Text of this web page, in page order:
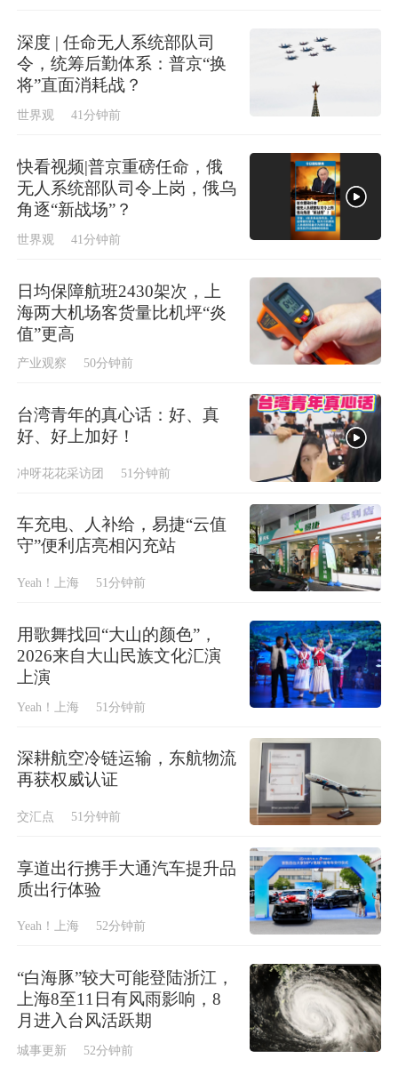
深度 | 任命无人系统部队司
令，统筹后勤体系：普京“换
将”直面消耗战？
世界观 41分钟前
快看视频|普京重磅任命，俄
无人系统部队司令上岗，俄乌
角逐“新战场”？
世界观 41分钟前
日均保障航班2430架次，上
海两大机场客货量比机坪“炎
值”更高
产业观察 50分钟前
台湾青年的真心话：好、真
好、好上加好！
冲呀花花采访团 51分钟前
车充电、人补给，易捷“云值
守”便利店亮相闪充站
Yeah！上海 51分钟前
用歌舞找回“大山的颜色”，
2026来自大山民族文化汇演
上演
Yeah！上海 51分钟前
深耕航空冷链运输，东航物流
再获权威认证
交汇点 51分钟前
享道出行携手大通汽车提升品
质出行体验
Yeah！上海 52分钟前
“白海豚”较大可能登陆浙江，
上海8至11日有风雨影响，8
月进入台风活跃期
城事更新 52分钟前